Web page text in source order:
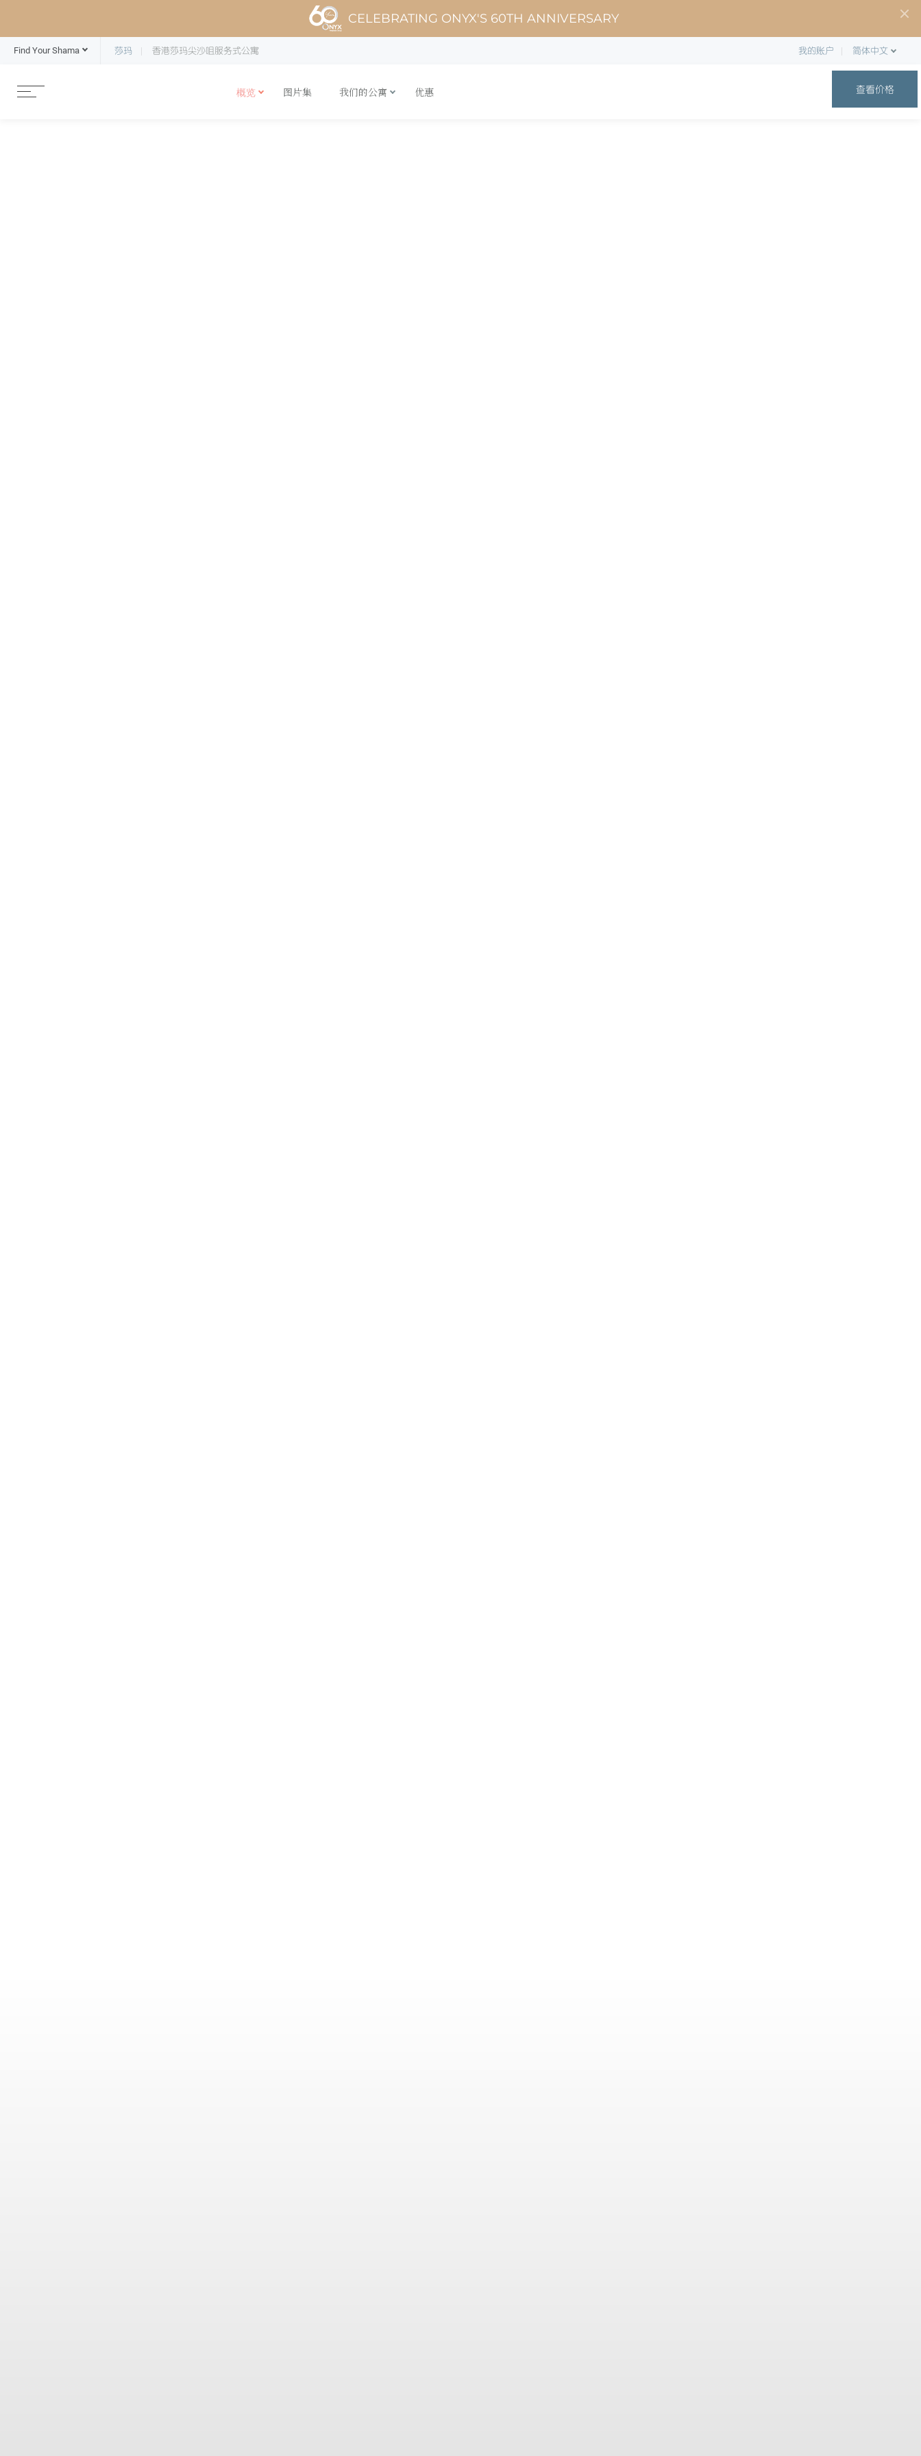
CELEBRATING ONYX'S 60TH ANNIVERSARY
Find Your Shama 莎玛 香港莎玛尖沙咀服务式公寓 我的账户 简体中文
概览 图片集 我们的公寓 优惠 查看价格